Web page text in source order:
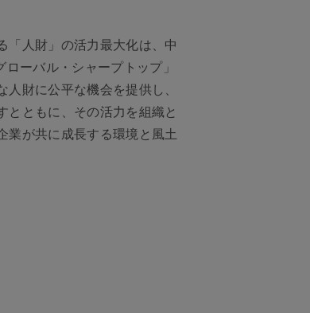
「人財」の活力最大化は、中
ーバル・シャープトップ」
財に公平な機会を提供し、
とともに、その活力を組織と
業が共に成長する環境と風土